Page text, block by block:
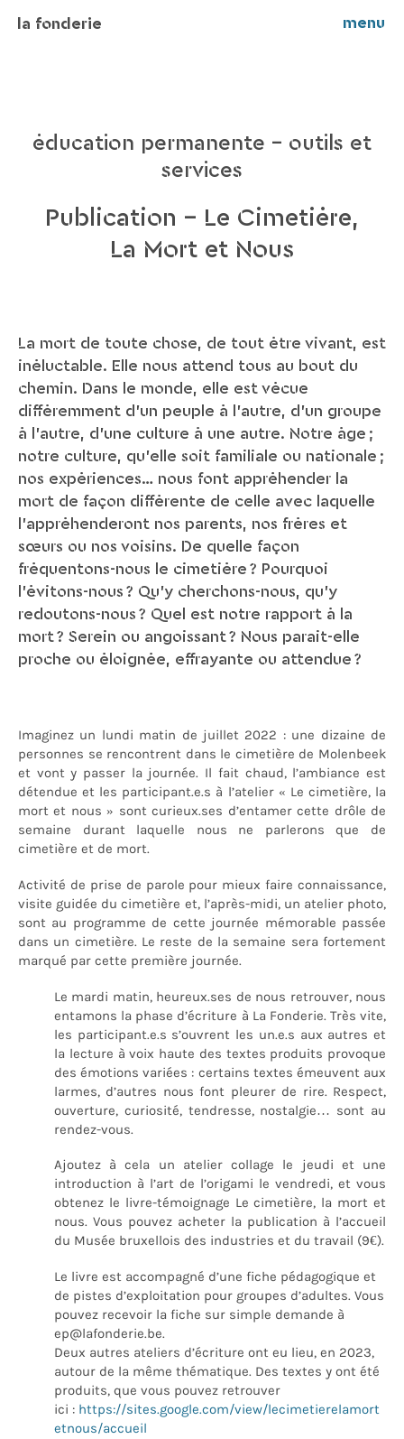
la fonderie menu
éducation permanente - outils et
services
Publication – Le Cimetière,
La Mort et Nous
La mort de toute chose, de tout être vivant, est
inéluctable. Elle nous attend tous au bout du
chemin. Dans le monde, elle est vécue
différemment d’un peuple à l’autre, d’un groupe
à l’autre, d’une culture à une autre. Notre âge ;
notre culture, qu’elle soit familiale ou nationale ;
nos expériences… nous font appréhender la
mort de façon différente de celle avec laquelle
l’appréhenderont nos parents, nos frères et
sœurs ou nos voisins. De quelle façon
fréquentons-nous le cimetière ? Pourquoi
l’évitons-nous ? Qu’y cherchons-nous, qu’y
redoutons-nous ? Quel est notre rapport à la
mort ? Serein ou angoissant ? Nous paraît-elle
proche ou éloignée, effrayante ou attendue ?
Imaginez un lundi matin de juillet 2022 : une dizaine de
personnes se rencontrent dans le cimetière de Molenbeek
et vont y passer la journée. Il fait chaud, l’ambiance est
détendue et les participant.e.s à l’atelier « Le cimetière, la
mort et nous » sont curieux.ses d’entamer cette drôle de
semaine durant laquelle nous ne parlerons que de
cimetière et de mort.
Activité de prise de parole pour mieux faire connaissance,
visite guidée du cimetière et, l’après-midi, un atelier photo,
sont au programme de cette journée mémorable passée
dans un cimetière. Le reste de la semaine sera fortement
marqué par cette première journée.
Le mardi matin, heureux.ses de nous retrouver, nous
entamons la phase d’écriture à La Fonderie. Très vite,
les participant.e.s s’ouvrent les un.e.s aux autres et
la lecture à voix haute des textes produits provoque
des émotions variées : certains textes émeuvent aux
larmes, d’autres nous font pleurer de rire. Respect,
ouverture, curiosité, tendresse, nostalgie… sont au
rendez-vous.
Ajoutez à cela un atelier collage le jeudi et une
introduction à l’art de l’origami le vendredi, et vous
obtenez le livre-témoignage Le cimetière, la mort et
nous. Vous pouvez acheter la publication à l’accueil
du Musée bruxellois des industries et du travail (9€).
Le livre est accompagné d’une fiche pédagogique et
de pistes d’exploitation pour groupes d’adultes. Vous
pouvez recevoir la fiche sur simple demande à
ep@lafonderie.be.
Deux autres ateliers d’écriture ont eu lieu, en 2023,
autour de la même thématique. Des textes y ont été
produits, que vous pouvez retrouver
ici : https://sites.google.com/view/lecimetierelamort
etnous/accueil